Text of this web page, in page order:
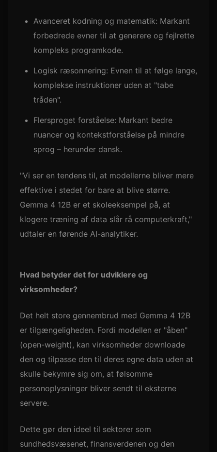
Avanceret kodning og matematik: Markant
forbedrede evner til at generere og fejlrette
kompleks programkode.
Logisk ræsonnering: Evnen til at følge lange,
komplekse instruktioner uden at "tabe
tråden".
Flersproget forståelse: Markant bedre
nuancer og kontekstforståelse på mindre
sprog – herunder dansk.
"Vi ser en tendens til, at modellerne bliver mere
effektive i stedet for bare at blive større.
Gemma 4 12B er et skoleeksempel på, at
klogere træning af data slår rå computerkraft,"
udtaler en førende AI-analytiker.
Hvad betyder det for udviklere og
virksomheder?
Det helt store gennembrud med Gemma 4 12B
er tilgængeligheden. Fordi modellen er "åben"
(open-weight), kan virksomheder downloade
den og tilpasse den til deres egne data uden at
skulle bekymre sig om, at følsomme
personoplysninger bliver sendt til eksterne
servere.
Dette gør den ideel til sektorer som
sundhedsvæsenet, finansverdenen og den